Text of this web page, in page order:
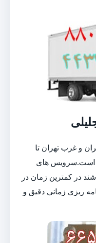
و غرب تهران تا
است.سرویس های
در کمترین زمان در
ریزی زمانی دقیق و